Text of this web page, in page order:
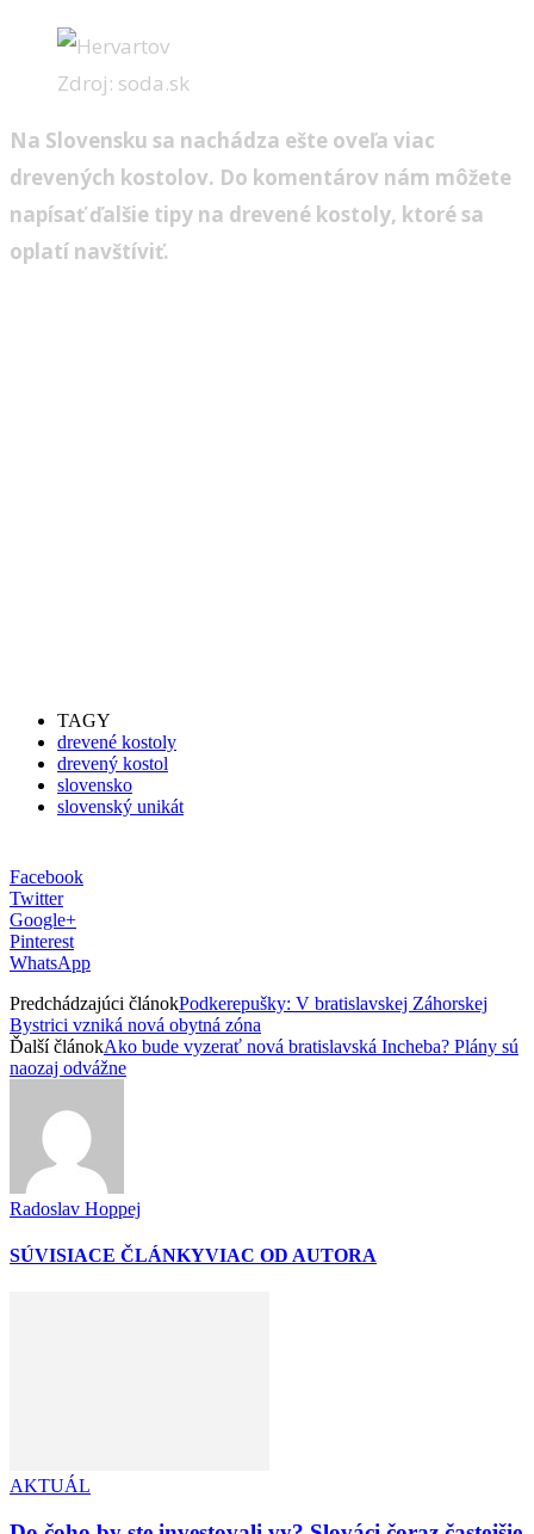
Zdroj: soda.sk
Na Slovensku sa nachádza ešte oveľa viac
drevených kostolov. Do komentárov nám môžete
napísať ďalšie tipy na drevené kostoly, ktoré sa
oplatí navštíviť.
TAGY
drevené kostoly
drevený kostol
slovensko
slovenský unikát
Facebook
Twitter
Google+
Pinterest
WhatsApp
Predchádzajúci článokPodkerepušky: V bratislavskej Záhorskej
Bystrici vzniká nová obytná zóna
Ďalší článokAko bude vyzerať nová bratislavská Incheba? Plány sú
naozaj odvážne
Radoslav Hoppej
SÚVISIACE ČLÁNKYVIAC OD AUTORA
AKTUÁL